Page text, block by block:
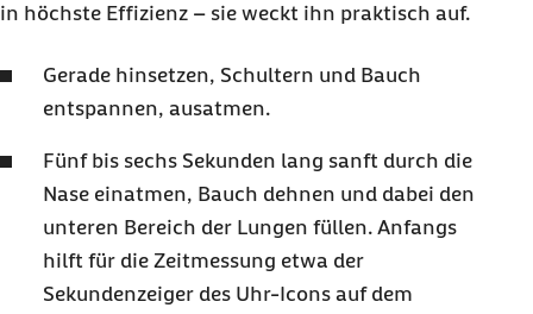
in höchste Effizienz – sie weckt ihn praktisch auf.
Gerade hinsetzen, Schultern und Bauch
entspannen, ausatmen.
Fünf bis sechs Sekunden lang sanft durch die
Nase einatmen, Bauch dehnen und dabei den
unteren Bereich der Lungen füllen. Anfangs
hilft für die Zeitmessung etwa der
Sekundenzeiger des Uhr-Icons auf dem